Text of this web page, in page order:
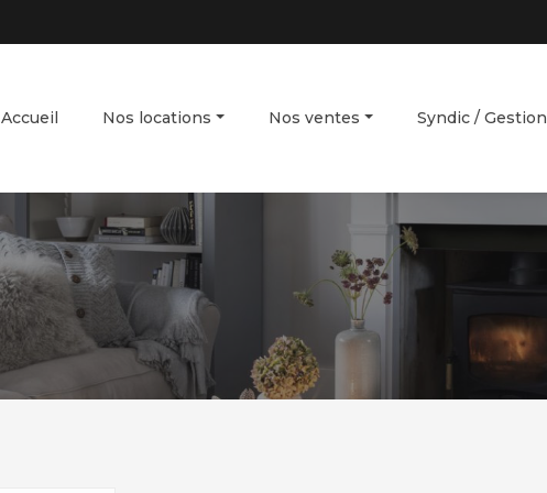
Accueil Nos locations Nos ventes Syndic / Gestion